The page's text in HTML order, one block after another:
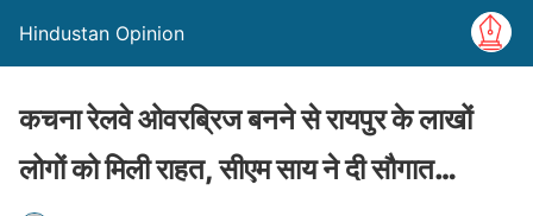
Hindustan Opinion
कचना रेलवे ओवरब्रिज बनने से रायपुर के लाखों
लोगों को मिली राहत, सीएम साय ने दी सौगात…